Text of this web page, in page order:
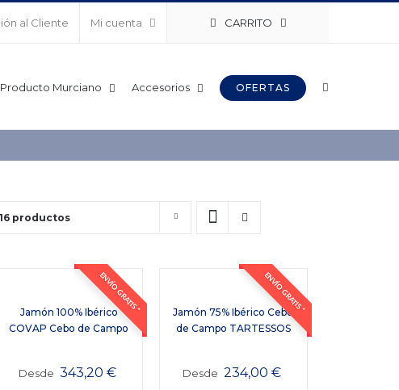
al Cliente Mi cuenta CARRITO
Producto Murciano Accesorios OFERTAS
16 productos
ENVÍO GRATIS *
Jamón 100% Ibérico
COVAP Cebo de Campo
Desde 343,20 €
ENVÍO GRATIS *
Jamón 75% Ibérico Cebo
de Campo TARTESSOS
Desde 234,00 €